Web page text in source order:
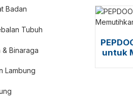
Badan
Tubuh
& Binaraga
Lambung
untuk